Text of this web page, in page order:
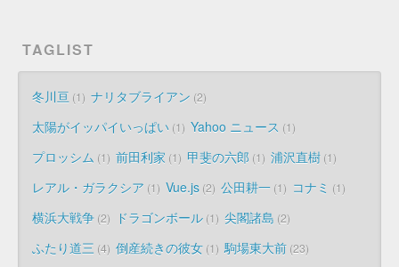
TAGLIST
冬川亘 1 ナリタブライアン 2
太陽がイッパイいっぱい 1 Yahoo ニュース 1
プロッシム 1 前田利家 1 甲斐の六郎 1 浦沢直樹 1
レアル・ガラクシア 1 Vue.js 2 公田耕一 1 コナミ 1
横浜大戦争 2 ドラゴンボール 1 尖閣諸島 2
ふたり道三 4 倒産続きの彼女 1 駒場東大前 23